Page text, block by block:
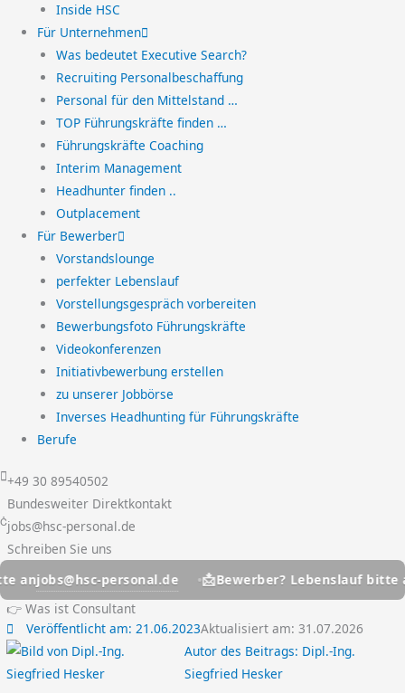
Inside HSC
Für Unternehmen
Was bedeutet Executive Search?
Recruiting Personalbeschaffung
Personal für den Mittelstand …
TOP Führungskräfte finden …
Führungskräfte Coaching
Interim Management
Headhunter finden ..
Outplacement
Für Bewerber
Vorstandslounge
perfekter Lebenslauf
Vorstellungsgespräch vorbereiten
Bewerbungsfoto Führungskräfte
Videokonferenzen
Initiativbewerbung erstellen
zu unserer Jobbörse
Inverses Headhunting für Führungskräfte
Berufe
+49 30 89540502
Bundesweiter Direktkontakt
jobs@hsc-personal.de
Schreiben Sie uns
personal.de
📩Bewerber? Lebenslauf bitte an
👉 Was ist Consultant
Veröffentlicht am:21.06.2023Aktualisiert am: 31.07.2026
Autor des Beitrags: Dipl.-Ing.
Siegfried Hesker